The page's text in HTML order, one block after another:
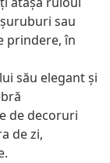
sau
prindere, în
său elegant și
de decoruri
de zi,